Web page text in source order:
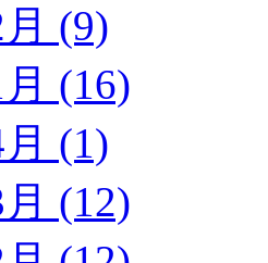
(9)
(16)
(1)
(12)